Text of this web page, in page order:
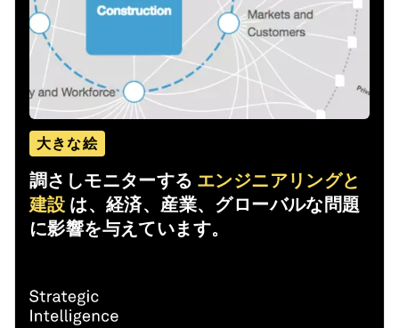
大きな絵
調さしモニターする エンジニアリングと
建設 は、経済、産業、グローバルな問題
に影響を与えています。